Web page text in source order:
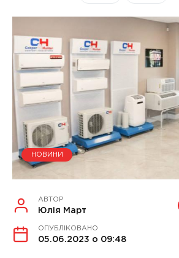
НОВИНИ
АВТОР
Юлія Март
ОПУБЛІКОВАНО
05.06.2023 о 09:48